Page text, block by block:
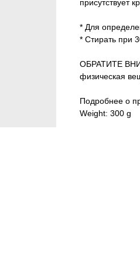
присутствует
* Для
* Стирать при
ОБРАТИТЕ
физическая
Подробнее о
Weight: 300 g